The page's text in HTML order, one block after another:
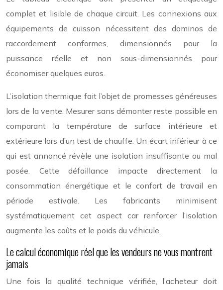
complet et lisible de chaque circuit. Les connexions aux
équipements de cuisson nécessitent des dominos de
raccordement conformes, dimensionnés pour la
puissance réelle et non sous-dimensionnés pour
économiser quelques euros.
L’isolation thermique fait l’objet de promesses généreuses
lors de la vente. Mesurer sans démonter reste possible en
comparant la température de surface intérieure et
extérieure lors d’un test de chauffe. Un écart inférieur à ce
qui est annoncé révèle une isolation insuffisante ou mal
posée. Cette défaillance impacte directement la
consommation énergétique et le confort de travail en
période estivale. Les fabricants minimisent
systématiquement cet aspect car renforcer l’isolation
augmente les coûts et le poids du véhicule.
Le calcul économique réel que les vendeurs ne vous montrent
jamais
Une fois la qualité technique vérifiée, l’acheteur doit